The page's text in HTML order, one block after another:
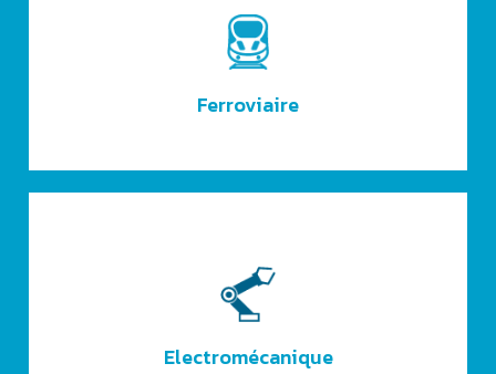
Ferroviaire
Electromécanique